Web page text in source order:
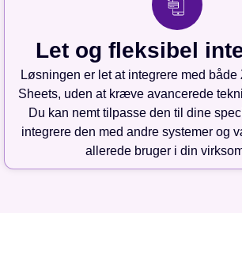
Let og fleksibel
Løsningen er let at integrere med både
Sheets, uden at kræve avancerede
Du kan nemt tilpasse den til dine
integrere den med andre systemer og
allerede bruger i din